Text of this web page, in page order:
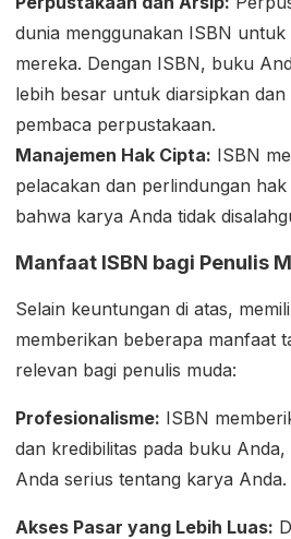
dunia menggunakan ISBN untuk
mereka. Dengan ISBN, buku
lebih besar untuk diarsipkan dan
pembaca perpustakaan.
Manajemen Hak Cipta: ISBN
pelacakan dan perlindungan
bahwa karya Anda tidak
Manfaat ISBN bagi Penulis
Selain keuntungan di atas,
memberikan beberapa manfaat
relevan bagi penulis muda:
Profesionalisme: ISBN
dan kredibilitas pada buku
Anda serius tentang karya Anda.
Akses Pasar yang Lebih Luas: